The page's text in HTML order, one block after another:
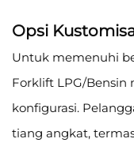
Opsi
Untuk memenuhi
Forklift LPG/Bensin
konfigurasi.
tiang angkat,